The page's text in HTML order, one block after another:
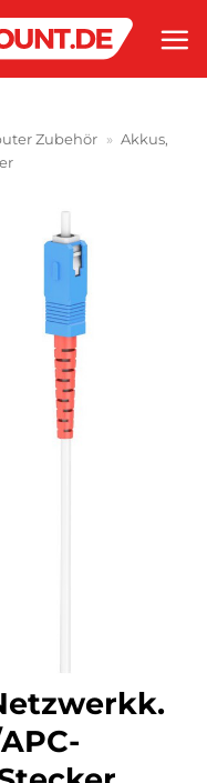
Zubehör » Akkus,